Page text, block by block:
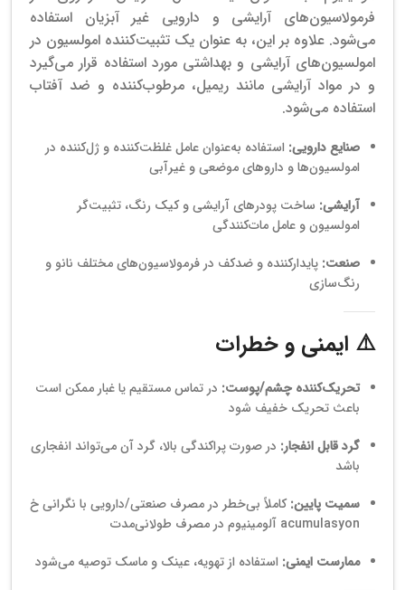
فرمولاسیون‌های آرایشی و دارویی غیر آبزیان استفاده
می‌شود. علاوه بر این، به عنوان یک تثبیت‌کننده امولسیون در
امولسیون‌های آرایشی و بهداشتی مورد استفاده قرار می‌گیرد
و در مواد آرایشی مانند ریمیل، مرطوب‌کننده و ضد آفتاب
استفاده می‌شود.
صنایع دارویی: استفاده به‌عنوان عامل غلظت‌کننده و ژل‌کننده در
امولسیون‌ها و داروهای موضعی و غیرآبی
آرایشی: ساخت پودرهای آرایشی و کیک رنگ، تثبیت‌گر
امولسیون و عامل مات‌کنندگی
صنعت: پایدارکننده و ضدکف در فرمولاسیون‌های مختلف نانو و
رنگ‌سازی
⚠️ ایمنی و خطرات
تحریک‌کننده چشم/پوست: در تماس مستقیم یا غبار ممکن است
باعث تحریک خفیف شود
گرد قابل انفجار: در صورت پراکندگی بالا، گرد آن می‌تواند انفجاری
باشد
سمیت پایین:کاملاً بی‌خطر در مصرف صنعتی/دارویی با نگرانی خ
acumulasyon آلومینیوم در مصرف طولانی‌مدت
ممارست ایمنی: استفاده از تهویه، عینک و ماسک توصیه می‌شود